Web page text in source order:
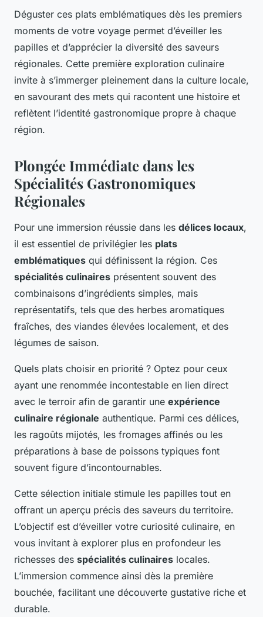
Déguster ces plats emblématiques dès les premiers
moments de votre voyage permet d’éveiller les
papilles et d’apprécier la diversité des saveurs
régionales. Cette première exploration culinaire
invite à s’immerger pleinement dans la culture locale,
en savourant des mets qui racontent une histoire et
reflètent l’identité gastronomique propre à chaque
région.
Plongée Immédiate dans les
Spécialités Gastronomiques
Régionales
Pour une immersion réussie dans les délices locaux,
il est essentiel de privilégier les plats
emblématiques qui définissent la région. Ces
spécialités culinaires présentent souvent des
combinaisons d’ingrédients simples, mais
représentatifs, tels que des herbes aromatiques
fraîches, des viandes élevées localement, et des
légumes de saison.
Quels plats choisir en priorité ? Optez pour ceux
ayant une renommée incontestable en lien direct
avec le terroir afin de garantir une expérience
culinaire régionale authentique. Parmi ces délices,
les ragoûts mijotés, les fromages affinés ou les
préparations à base de poissons typiques font
souvent figure d’incontournables.
Cette sélection initiale stimule les papilles tout en
offrant un aperçu précis des saveurs du territoire.
L’objectif est d’éveiller votre curiosité culinaire, en
vous invitant à explorer plus en profondeur les
richesses des spécialités culinaires locales.
L’immersion commence ainsi dès la première
bouchée, facilitant une découverte gustative riche et
durable.